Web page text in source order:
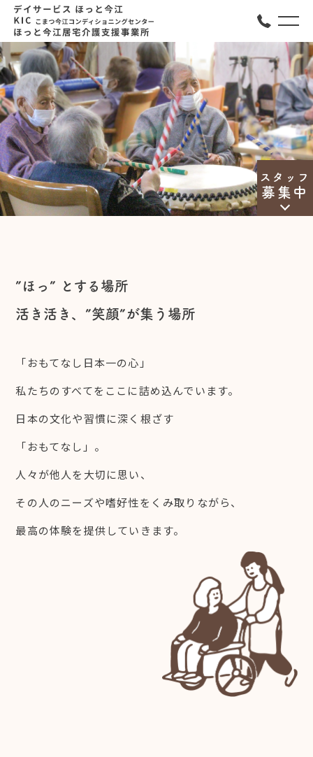
スタッフ
募集中
”ほっ” とする場所
活き活き、”笑顔”が集う場所
「おもてなし日本一の心」
私たちのすべてをここに詰め込んでいます。
日本の文化や習慣に深く根ざす
「おもてなし」。
人々が他人を大切に思い、
その人のニーズや嗜好性をくみ取りながら、
最高の体験を提供していきます。